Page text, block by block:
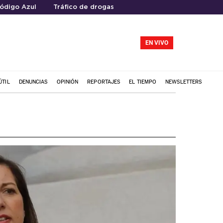
Azul Tráfico de drogas
EN VIVO
DENUNCIAS OPINIÓN REPORTAJES EL TIEMPO NEWSLETTERS